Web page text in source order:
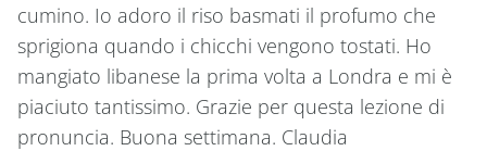
cumino. Io adoro il riso basmati il profumo che
sprigiona quando i chicchi vengono tostati. Ho
mangiato libanese la prima volta a Londra e mi è
piaciuto tantissimo. Grazie per questa lezione di
pronuncia. Buona settimana. Claudia